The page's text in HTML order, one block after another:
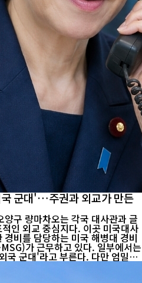
군대'…주권과 외교가 만든
구 량마차오는 각국 대사관과 글
인 외교 중심지다. 이곳 미국대사
비를 담당하는 미국 해병대 경비
근무하고 있다. 일부에서는
국 군대'라고 부른다. 다만 엄밀히
구성된 외교공관 경비조직으로,